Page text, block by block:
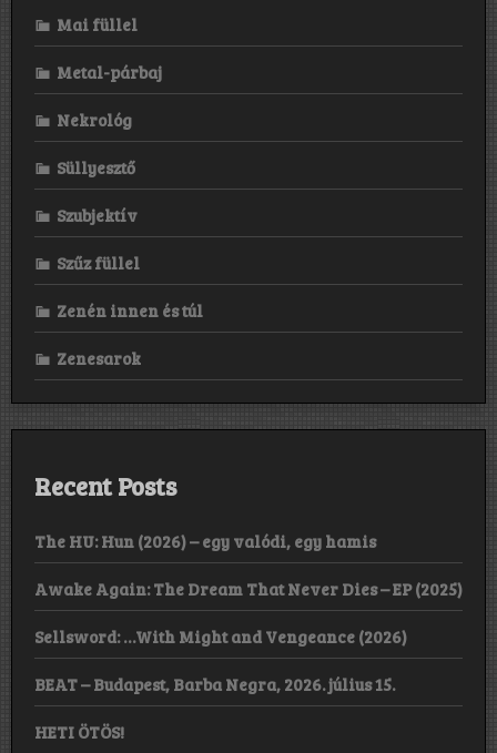
Mai füllel
Metal-párbaj
Nekrológ
Süllyesztő
Szubjektív
Szűz füllel
Zenén innen és túl
Zenesarok
Recent Posts
The HU: Hun (2026) – egy valódi, egy hamis
Awake Again: The Dream That Never Dies – EP (2025)
Sellsword: …With Might and Vengeance (2026)
BEAT – Budapest, Barba Negra, 2026. július 15.
HETI ÖTÖS!